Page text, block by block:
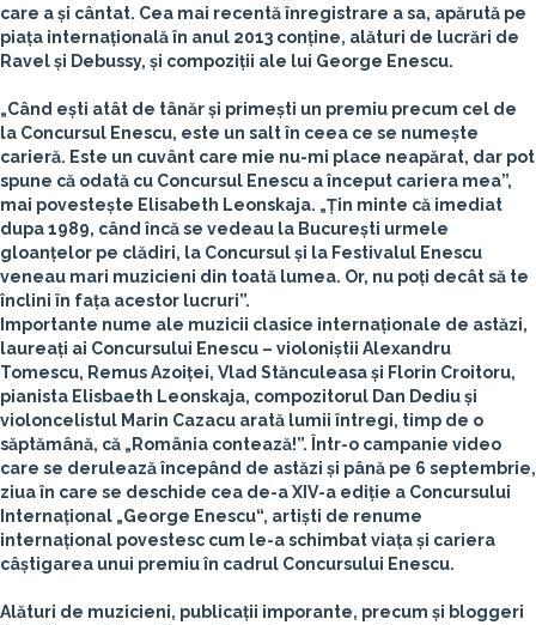
care a și cântat. Cea mai recentă înregistrare a sa, apărută pe
piața internațională în anul 2013 conține, alături de lucrări de
Ravel și Debussy, și compoziții ale lui George Enescu.
„Când ești atât de tânăr și primești un premiu precum cel de
la Concursul Enescu, este un salt în ceea ce se numește
carieră. Este un cuvânt care mie nu-mi place neapărat, dar pot
spune că odată cu Concursul Enescu a început cariera mea”,
mai povestește Elisabeth Leonskaja. „Țin minte că imediat
dupa 1989, când încă se vedeau la București urmele
gloanțelor pe clădiri, la Concursul și la Festivalul Enescu
veneau mari muzicieni din toată lumea. Or, nu poți decât să te
înclini în fața acestor lucruri”.
Importante nume ale muzicii clasice internaționale de astăzi,
laureați ai Concursului Enescu – violoniștii Alexandru
Tomescu, Remus Azoiței, Vlad Stănculeasa și Florin Croitoru,
pianista Elisbaeth Leonskaja, compozitorul Dan Dediu și
violoncelistul Marin Cazacu arată lumii întregi, timp de o
săptămână, că „România contează!”. Într-o campanie video
care se derulează începând de astăzi și până pe 6 septembrie,
ziua în care se deschide cea de-a XIV-a ediție a Concursului
Internațional „George Enescu“, artiști de renume
internațional povestesc cum le-a schimbat viața și cariera
câștigarea unui premiu în cadrul Concursului Enescu.
Alături de muzicieni, publicații imporante, precum și bloggeri